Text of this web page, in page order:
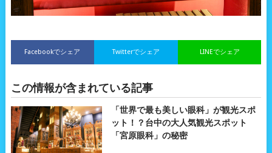
Facebookでシェア LINEでシェア
Twitterでシェア
この情報が含まれている記事
「世界で最も美しい眼科」が観光スポ
ット！？台中の大人気観光スポット
「宮原眼科」の秘密